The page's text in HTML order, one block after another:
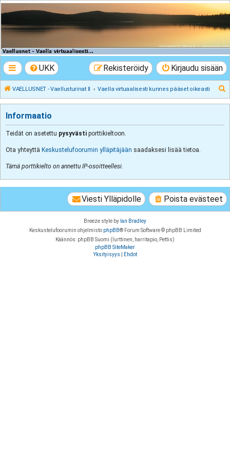
VAELLUSNET -
Vaellusturinat II
UKK Kirjaudu sisään
Rekisteröidy
VAELLUSNET - Vaellusturinat II Vaella virtuaalisesti kunnes pääset oikeasti
Informaatio
Teidät on asetettu pysyvästi porttikieltoon.
Ota yhteyttä Keskustelufoorumin ylläpitäjään saadaksesi lisää tietoa.
Tämä porttikielto on annettu IP-osoitteellesi.
Poista evästeet
Viesti Ylläpidolle
Breeze style by Ian Bradley
Keskustelufoorumin ohjelmisto phpBB® Forum Software © phpBB Limited
Käännös: phpBB Suomi (lurttinen, harritapio, Pettis)
phpBB SiteMaker
Yksityisyys
Ehdot